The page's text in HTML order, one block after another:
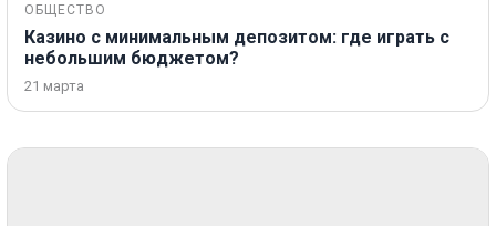
ОБЩЕСТВО
Казино с минимальным депозитом: где играть с
небольшим бюджетом?
21 марта